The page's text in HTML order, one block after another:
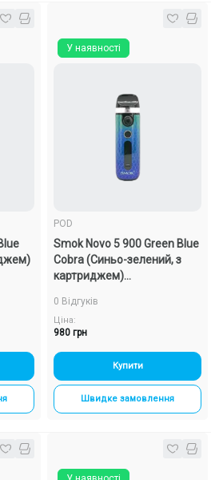
У наявності
POD
Smok Novo 5 900 Green Blue
Cobra (Синьо-зелений, з
картриджем)
0 Відгуків
Ціна:
980 грн
Купити
Швидке замовлення